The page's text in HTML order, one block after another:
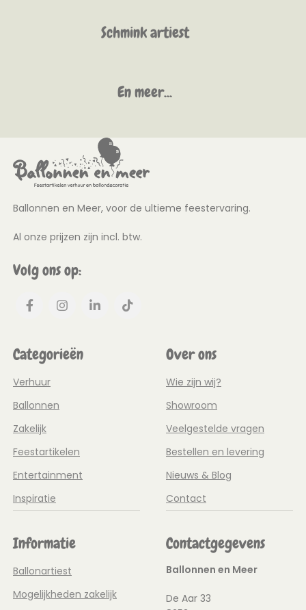
Schmink artiest
En meer...
Ballonnen en Meer, voor de ultieme feestervaring.
Al onze prijzen zijn incl. btw.
Volg ons op:
Categorieën
Verhuur
Ballonnen
Zakelijk
Feestartikelen
Entertainment
Inspiratie
Over ons
Wie zijn wij?
Showroom
Veelgestelde vragen
Bestellen en levering
Nieuws & Blog
Contact
Informatie
Ballonartiest
Mogelijkheden zakelijk
Contactgegevens
Ballonnen en Meer
De Aar 33